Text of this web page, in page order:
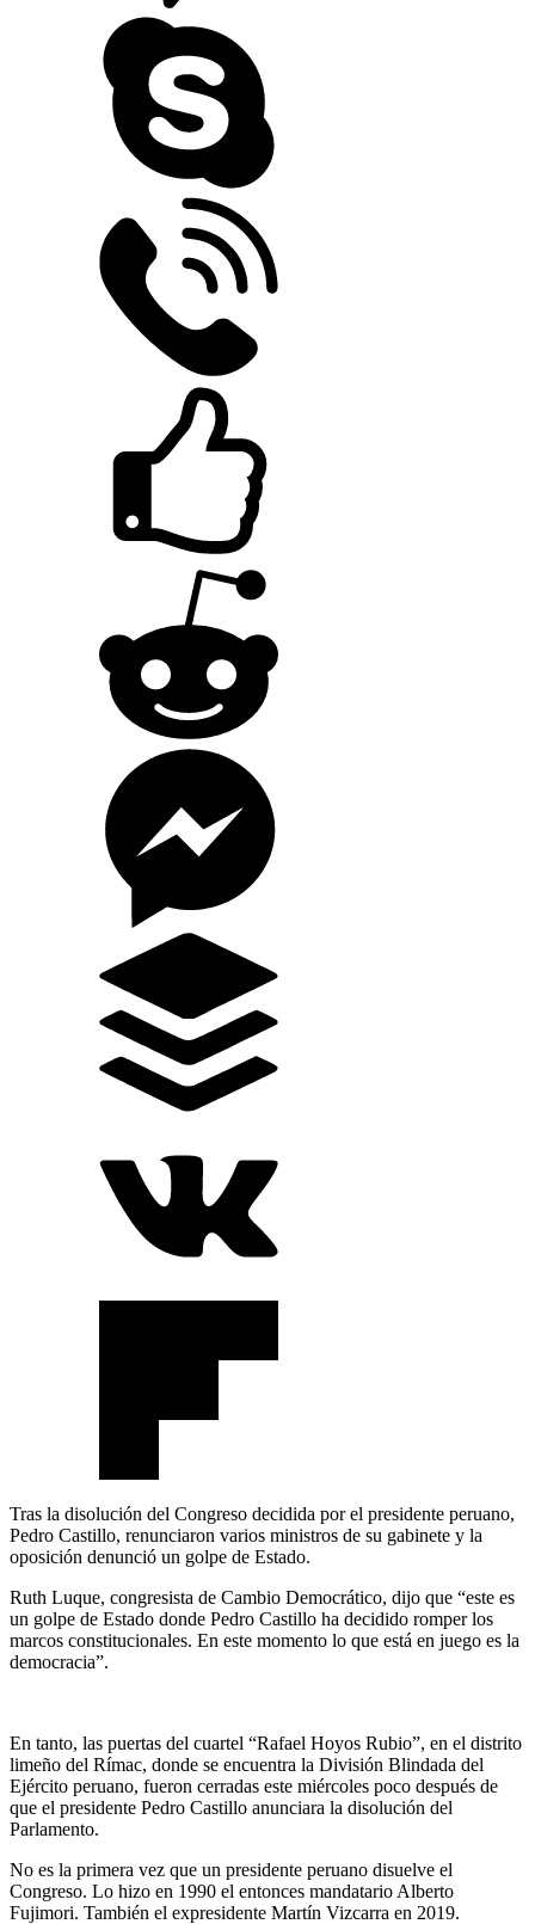
Tras la disolución del Congreso decidida por el presidente peruano,
Pedro Castillo, renunciaron varios ministros de su gabinete y la
oposición denunció un golpe de Estado.
Ruth Luque, congresista de Cambio Democrático, dijo que “este es
un golpe de Estado donde Pedro Castillo ha decidido romper los
marcos constitucionales. En este momento lo que está en juego es la
democracia”.
En tanto, las puertas del cuartel “Rafael Hoyos Rubio”, en el distrito
limeño del Rímac, donde se encuentra la División Blindada del
Ejército peruano, fueron cerradas este miércoles poco después de
que el presidente Pedro Castillo anunciara la disolución del
Parlamento.
No es la primera vez que un presidente peruano disuelve el
Congreso. Lo hizo en 1990 el entonces mandatario Alberto
Fujimori. También el expresidente Martín Vizcarra en 2019.